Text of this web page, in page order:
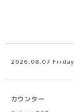
2026.08.07 Friday
カウンター